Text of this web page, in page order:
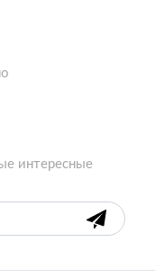
интересные